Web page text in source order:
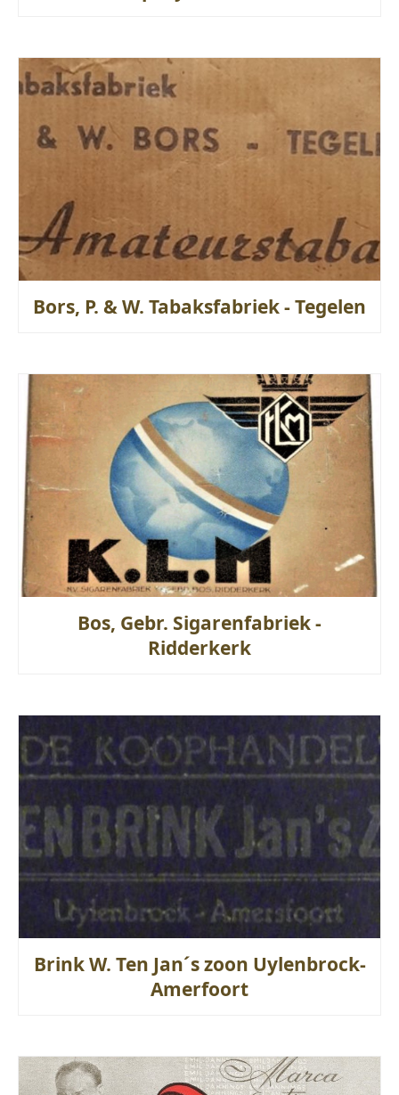
Bors, P. & W. Tabaksfabriek - Tegelen
Bos, Gebr. Sigarenfabriek -
Ridderkerk
Brink W. Ten Jan´s zoon Uylenbrock-
Amerfoort